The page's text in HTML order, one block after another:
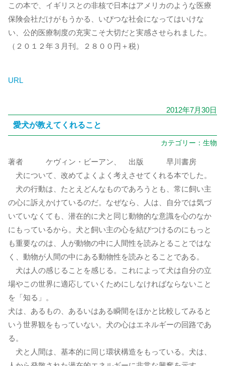
この本で、イギリスとの非核で日本はアメリカのような医療
保険会社だけがもうかる、いびつな社会になってはいけな
い、公的医療制度の充実こそ大切だと実感させられました。
（２０１２年３月刊。２８００円＋税）
URL
2012年7月30日
愛犬が教えてくれること
カテゴリー： 生物
著者 ケヴィン・ビーアン、 出版 早川書房
犬について、改めてよくよく考えさせてくれる本でした。
犬の行動は、たとえどんなものであろうとも、常に飼い主
の心に訴えかけているのだ。なぜなら、人は、自分では気づ
いていなくても、潜在的に犬と同じ動物的な意識を心のなか
にもっているから。犬と飼い主の心を結びつけるのにもっと
も重要なのは、人が動物の中に人間性を読みとることではな
く、動物が人間の中にある動物性を読みとることである。
犬は人の感じることを感じる。これによって犬は自分の立
場やこの世界に適応していくためにしなければならないこと
を「知る」。
犬は、あるもの、あるいはある瞬間をほかと比較してみると
いう世界観をもっていない。犬の心はエネルギーの回路であ
る。
犬と人間は、基本的に同じ環状構造をもっている。犬は、